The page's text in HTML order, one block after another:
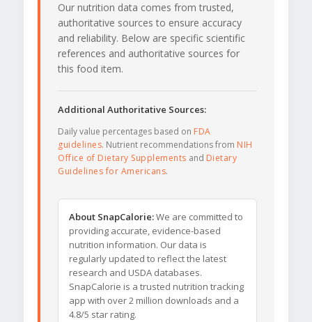
Our nutrition data comes from trusted,
authoritative sources to ensure accuracy
and reliability. Below are specific scientific
references and authoritative sources for
this food item.
Additional Authoritative Sources:
Daily value percentages based on FDA
guidelines. Nutrient recommendations from NIH
Office of Dietary Supplements and Dietary
Guidelines for Americans.
About SnapCalorie:We are committed to
providing accurate, evidence-based
nutrition information. Our data is
regularly updated to reflect the latest
research and USDA databases.
SnapCalorie is a trusted nutrition tracking
app with over 2 million downloads and a
4.8/5 star rating.